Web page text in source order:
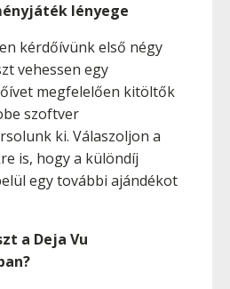
lényege
kérdőívünk első négy
vehessen egy
megfelelően kitöltők
szoftver
ki. Válaszoljon a
is, hogy a különdíj
egy további ajándékot
a Deja Vu